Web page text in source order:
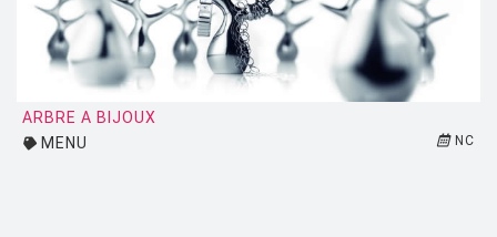
LUCE PLAN
MAGIS
MANUTTI
ARBRE A BIJOUX
MENU
NC